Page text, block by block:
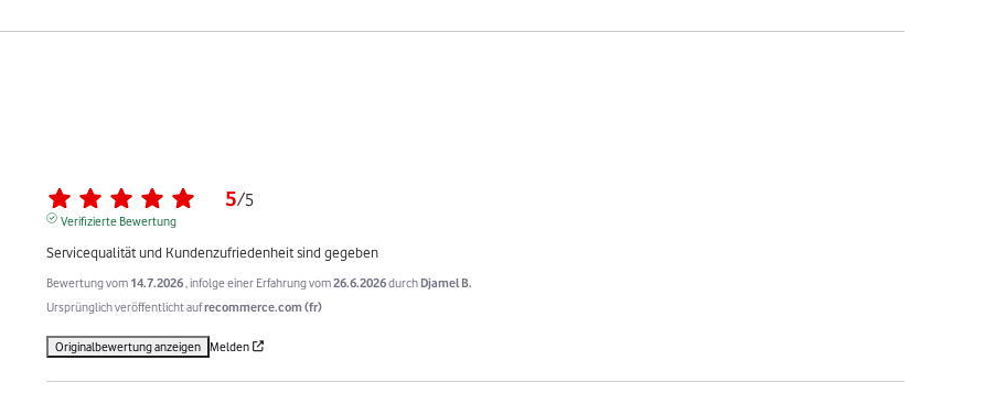
5/5
Verifizierte Bewertung
Servicequalität und Kundenzufriedenheit sind gegeben
Bewertung vom 14.7.2026 , infolge einer Erfahrung vom26.6.2026durch Djamel B.
Ursprünglich veröffentlicht aufrecommerce.com (fr)
Originalbewertung anzeigen Melden